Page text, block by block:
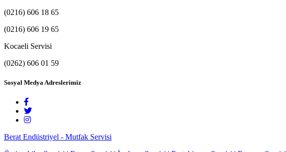
(0216) 606 18 65
(0216) 606 19 65
Kocaeli Servisi
(0262) 606 01 59
Sosyal Medya Adreslerimiz
Berat Endüstriyel - Mutfak Servisi